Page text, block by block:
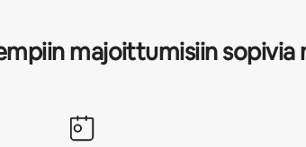
majoittumisiin sopivia